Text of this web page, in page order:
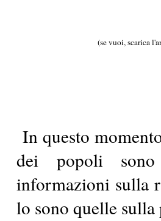
(se vuoi, scarica
In questo
dei popoli
informazioni sulla
lo sono quelle